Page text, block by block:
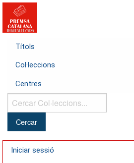
Títols
Col·leccions
Centres
Cercar
Col·leccions...
Iniciar sessió